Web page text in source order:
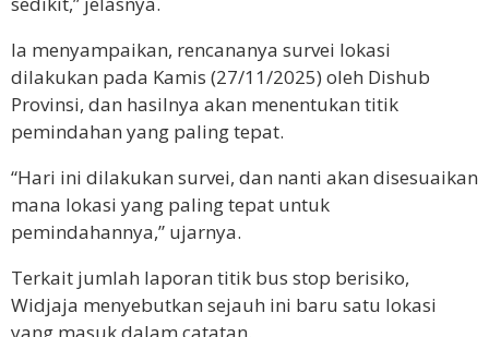
Ia menyampaikan, rencananya survei lokasi
dilakukan pada Kamis (27/11/2025) oleh Dishub
Provinsi, dan hasilnya akan menentukan titik
pemindahan yang paling tepat.
“Hari ini dilakukan survei, dan nanti akan disesuaikan
mana lokasi yang paling tepat untuk
pemindahannya,” ujarnya.
Terkait jumlah laporan titik bus stop berisiko,
Widjaja menyebutkan sejauh ini baru satu lokasi